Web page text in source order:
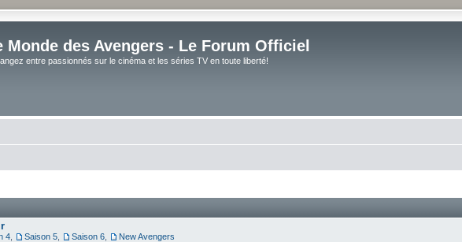
Monde des Avengers - Le Forum Officiel
entre passionnés sur le cinéma et les séries TV en toute liberté!
4 Saison 5 Saison 6 New Avengers